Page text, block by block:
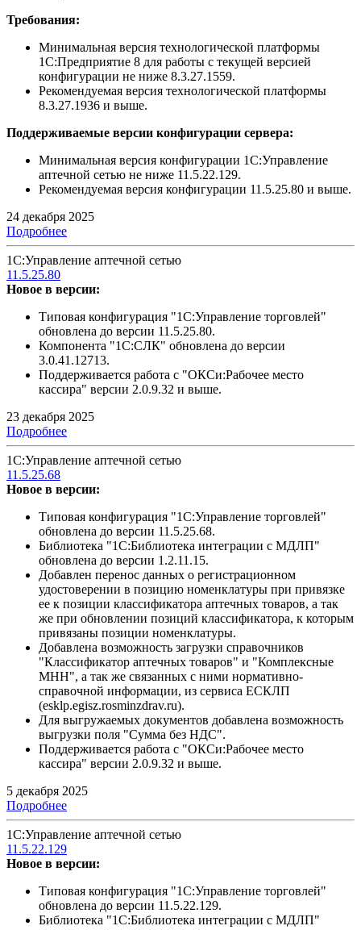
Требования:
Минимальная версия технологической платформы
1С:Предприятие 8 для работы с текущей версией
конфигурации не ниже 8.3.27.1559.
Рекомендуемая версия технологической платформы
8.3.27.1936 и выше.
Поддерживаемые версии конфигурации сервера:
Минимальная версия конфигурации 1С:Управление
аптечной сетью не ниже 11.5.22.129.
Рекомендуемая версия конфигурации 11.5.25.80 и выше.
24 декабря 2025
Подробнее
1С:Управление аптечной сетью
11.5.25.80
Новое в версии:
Типовая конфигурация "1С:Управление торговлей"
обновлена до версии 11.5.25.80.
Компонента "1С:СЛК" обновлена до версии
3.0.41.12713.
Поддерживается работа с "ОКСи:Рабочее место
кассира" версии 2.0.9.32 и выше.
23 декабря 2025
Подробнее
1С:Управление аптечной сетью
11.5.25.68
Новое в версии:
Типовая конфигурация "1С:Управление торговлей"
обновлена до версии 11.5.25.68.
Библиотека "1С:Библиотека интеграции с МДЛП"
обновлена до версии 1.2.11.15.
Добавлен перенос данных о регистрационном
удостоверении в позицию номенклатуры при привязке
ее к позиции классификатора аптечных товаров, а так
же при обновлении позиций классификатора, к которым
привязаны позиции номенклатуры.
Добавлена возможность загрузки справочников
"Классификатор аптечных товаров" и "Комплексные
МНН", а так же связанных с ними нормативно-
справочной информации, из сервиса ЕСКЛП
(esklp.egisz.rosminzdrav.ru).
Для выгружаемых документов добавлена возможность
выгрузки поля "Сумма без НДС".
Поддерживается работа с "ОКСи:Рабочее место
кассира" версии 2.0.9.32 и выше.
5 декабря 2025
Подробнее
1С:Управление аптечной сетью
11.5.22.129
Новое в версии:
Типовая конфигурация "1С:Управление торговлей"
обновлена до версии 11.5.22.129.
Библиотека "1С:Библиотека интеграции с МДЛП"